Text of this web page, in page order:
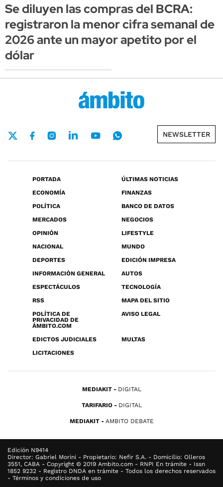
Se diluyen las compras del BCRA:
registraron la menor cifra semanal de
2026 ante un mayor apetito por el
dólar
NEWSLETTER
PORTADA
ÚLTIMAS NOTICIAS
ECONOMÍA
FINANZAS
POLÍTICA
BANCO DE DATOS
MERCADOS
NEGOCIOS
OPINIÓN
LIFESTYLE
NACIONAL
MUNDO
DEPORTES
EDICIÓN IMPRESA
INFORMACIÓN GENERAL
AUTOS
ESPECTÁCULOS
TECNOLOGÍA
RSS
MAPA DEL SITIO
POLÍTICA DE
PRIVACIDAD DE
ÁMBITO.COM
AVISO LEGAL
EDICTOS JUDICIALES
MULTAS
LICITACIONES
MEDIAKIT DIGITAL
TARIFARIO DIGITAL
MEDIAKIT AMBITO DEBATE
Edición N9414
Director: Gabriel Morini - Propietario: Nefir S.A. - Domicilio: Olleros
3551, CABA - Copyright © 2019 Ambito.com - RNPI En trámite - Issn
1852 9232 - Registro DNDA en trámite - Todos los derechos reservados
- Términos y condiciones de uso